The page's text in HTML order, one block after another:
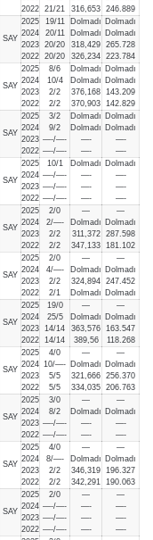
2022 21/21
316,653 246.889
SAY
2025
2024
2023
2022
19/11
20/11
20/20
20/20
Dolmadı
Dolmadı
318,429
326,234
Dolmadı
Dolmadı
265.728
223.784
SAY
2025
2024
2023
2022
8/6
10/4
2/2
2/2
Dolmadı
Dolmadı
376,168
370,903
Dolmadı
Dolmadı
143.209
142.829
SAY
2025
2024
2023
2022
3/2
9/2
—-/—-
—-/—-
Dolmadı
Dolmadı
—-
—-
Dolmadı
Dolmadı
—-
—-
SAY
2025
2024
2023
2022
10/1
—-/—-
—-/—-
—-/—-
Dolmadı
—-
—-
—-
Dolmadı
—-
—-
—-
SAY
2025
2024
2023
2022
2/0
2/—-
2/2
2/2
—
Dolmadı
311,372
347,133
—
Dolmadı
287.598
181.102
SAY
2025
2024
2023
2022
2/0
4/—-
2/2
2/1
—
Dolmadı
324,894
Dolmadı
—
Dolmadı
247.452
Dolmadı
SAY
2025
2024
2023
2022
19/0
25/5
14/14
14/14
—
Dolmadı
363,576
389,56
—
Dolmadı
163.547
118.268
SAY
2025
2024
2023
2022
4/0
10/—-
5/5
5/5
—
Dolmadı
321,666
334,035
—
Dolmadı
256.370
206.763
SAY
2025
2024
2023
2022
3/0
8/2
—-/—-
—-/—-
—
Dolmadı
—-
—-
—
Dolmadı
—-
—-
SAY
2025
2024
2023
2022
4/0
8/—-
2/2
2/2
—
Dolmadı
346,319
342,291
—
Dolmadı
196.327
190.063
SAY
2025
2024
2023
2022
2/0
—-/—-
—-/—-
—-/—-
—
—-
—-
—-
—
—-
—-
—-